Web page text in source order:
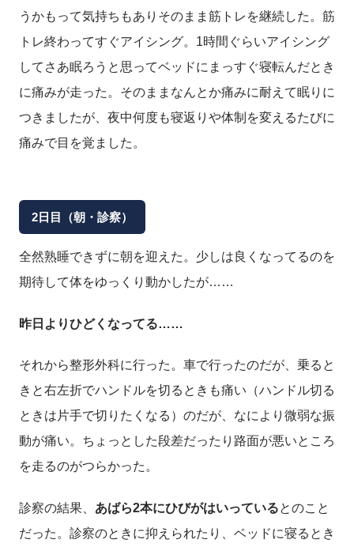
うかもって気持ちもありそのまま筋トレを継続した。筋
トレ終わってすぐアイシング。1時間ぐらいアイシング
してさあ眠ろうと思ってベッドにまっすぐ寝転んだとき
に痛みが走った。そのままなんとか痛みに耐えて眠りに
つきましたが、夜中何度も寝返りや体制を変えるたびに
痛みで目を覚ました。
2日目（朝・診察）
全然熟睡できずに朝を迎えた。少しは良くなってるのを
期待して体をゆっくり動かしたが……
昨日よりひどくなってる……
それから整形外科に行った。車で行ったのだが、乗ると
きと右左折でハンドルを切るときも痛い（ハンドル切る
ときは片手で切りたくなる）のだが、なにより微弱な振
動が痛い。ちょっとした段差だったり路面が悪いところ
を走るのがつらかった。
診察の結果、 あばら2本にひびがはいっているとのこと
だった。診察のときに抑えられたり、ベッドに寝るとき